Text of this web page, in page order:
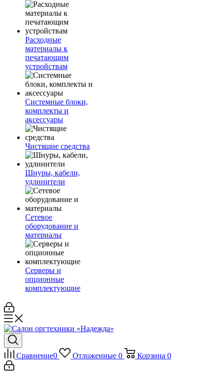
Расходные
материалы к
печатающим
устройствам
Системные блоки,
комплекты и
аксессуары
Чистящие средства
Шнуры, кабели,
удлинители
Сетевое
оборудование и
материалы
Серверы и
опционные
комплектующие
Сравнение0 Отложенные 0 Корзина 0